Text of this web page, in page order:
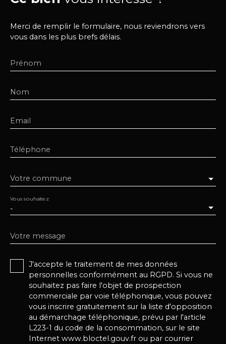
Merci de remplir le formulaire, nous reviendrons vers
vous dans les plus brefs délais.
Prénom
Nom
Email
Téléphone
Votre commune
-
Vous souhaitez
Votre message
J'accepte le traitement de mes données
personnelles conformément au RGPD. Si vous ne
souhaitez pas faire l'objet de prospection
commerciale par voie téléphonique, vous pouvez
vous inscrire gratuitement sur la liste d'opposition
au démarchage téléphonique, prévu par l'article
L223-1 du code de la consommation, sur le site
Internet www.bloctel.gouv.fr ou par courrier